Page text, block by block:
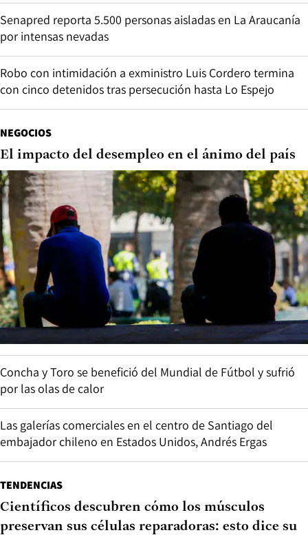
Senapred reporta 5.500 personas aisladas en La Araucanía
por intensas nevadas
Robo con intimidación a exministro Luis Cordero termina
con cinco detenidos tras persecución hasta Lo Espejo
NEGOCIOS
El impacto del desempleo en el ánimo del país
Concha y Toro se benefició del Mundial de Fútbol y sufrió
por las olas de calor
Las galerías comerciales en el centro de Santiago del
embajador chileno en Estados Unidos, Andrés Ergas
TENDENCIAS
Científicos descubren cómo los músculos
preservan sus células reparadoras: esto dice su